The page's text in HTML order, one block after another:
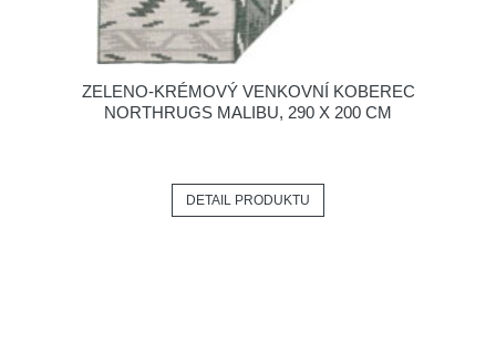
ZELENO-KRÉMOVÝ VENKOVNÍ KOBEREC
NORTHRUGS MALIBU, 290 X 200 CM
DETAIL PRODUKTU